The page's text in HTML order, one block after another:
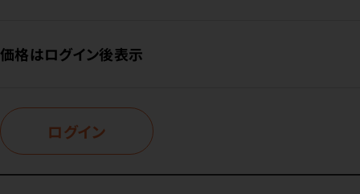
価格はログイン後表示
ログイン